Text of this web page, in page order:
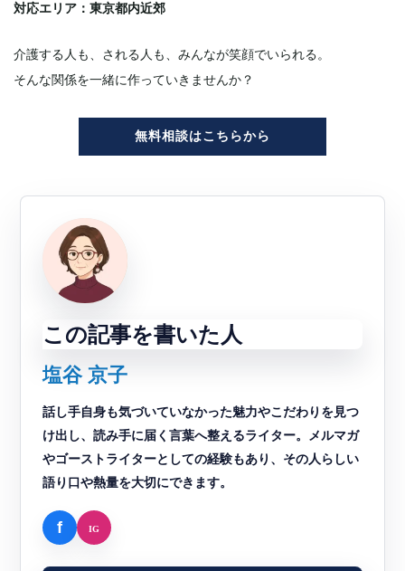
対応エリア：東京都内近郊
介護する人も、される人も、みんなが笑顔でいられる。
そんな関係を一緒に作っていきませんか？
無料相談はこちらから
この記事を書いた人
塩谷 京子
話し手自身も気づいていなかった魅力やこだわりを見つ
け出し、読み手に届く言葉へ整えるライター。メルマガ
やゴーストライターとしての経験もあり、その人らしい
語り口や熱量を大切にできます。